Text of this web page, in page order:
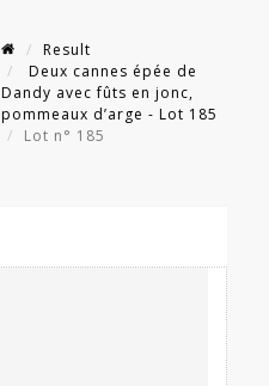
Result
Deux cannes épée de
Dandy avec fûts en jonc,
pommeaux d’arge - Lot 185
Lot n° 185